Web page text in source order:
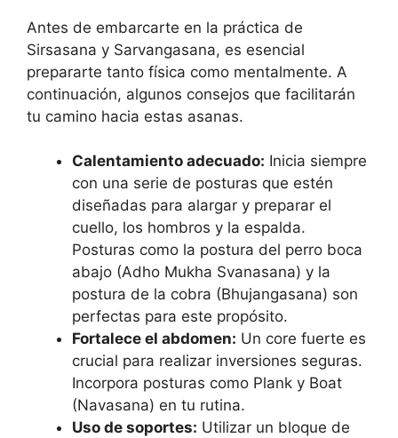
Antes de embarcarte en la práctica de
Sirsasana y Sarvangasana, es esencial
prepararte tanto física como mentalmente. A
continuación, algunos consejos que facilitarán
tu camino hacia estas asanas.
Calentamiento adecuado: Inicia siempre
con una serie de posturas que estén
diseñadas para alargar y preparar el
cuello, los hombros y la espalda.
Posturas como la postura del perro boca
abajo (Adho Mukha Svanasana) y la
postura de la cobra (Bhujangasana) son
perfectas para este propósito.
Fortalece el abdomen: Un core fuerte es
crucial para realizar inversiones seguras.
Incorpora posturas como Plank y Boat
(Navasana) en tu rutina.
Uso de soportes: Utilizar un bloque de